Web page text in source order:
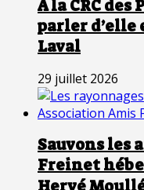
A la CRC
parler d’elle
Laval
29 juillet 2026
Sauvons les
Freinet